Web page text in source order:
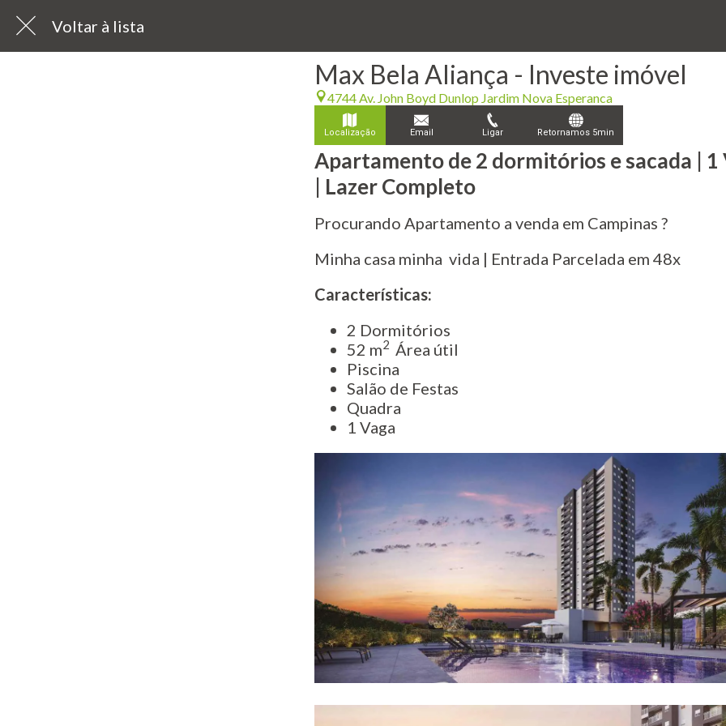
Voltar à lista
Max Bela Aliança - Investe imóvel
4744 Av. John Boyd Dunlop Jardim Nova Esperanca
Localização Email Ligar Retornamos 5min
Apartamento de 2 dormitórios e sacada | 1
| Lazer Completo
Procurando Apartamento a venda em Campinas ?
Minha casa minha vida | Entrada Parcelada em 48x
Características:
​2 Dormitórios
52 m2 Área útil
Piscina
Salão de Festas
Quadra
1 Vaga